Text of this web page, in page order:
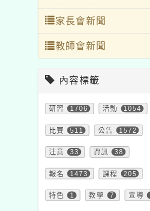
家長會新聞
教師會新聞
內容標籤
研習 1706 活動 1054
比賽 511 公告 1572
注意 33 資訊 38
報名 1473 課程 205
特色 1 教學 7 宣導